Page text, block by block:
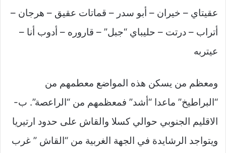
عقيتاي – خيران – أبو سدر – قماتات عقيق – هرجان –
أتراب – درتت – حليباي “جبل” – قاروره – أدوب أنا –
عيتربه
ومعظم من يسكن هذه المواضع معطمهم من
“البراطيخ” ماعدا “أشد” فمعظمهم من “الراعصة”. ب-
الاقليم الجنوبي حوالي كسلا والقاش على حدود ارتيريا
ويتواجد الرشايدة في الجهة الغربية من “القاش ” غرب